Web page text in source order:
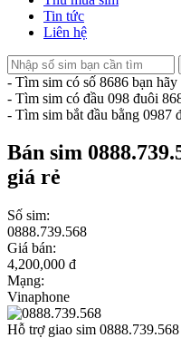
Tin tức
Liên hệ
- Tìm sim có số 8686 bạn hãy
- Tìm sim có đầu 098 đuôi
- Tìm sim bắt đầu bằng 0987
Bán sim
giá rẻ
Số sim:
0888.739.568
Giá bán:
4,200,000 đ
Mạng:
Vinaphone
Hỗ trợ giao sim